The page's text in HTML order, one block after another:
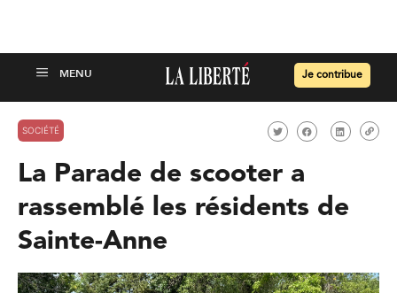
Je contribue
SOCIÉTÉ
La Parade de scooter a
rassemblé les résidents de
Sainte-Anne